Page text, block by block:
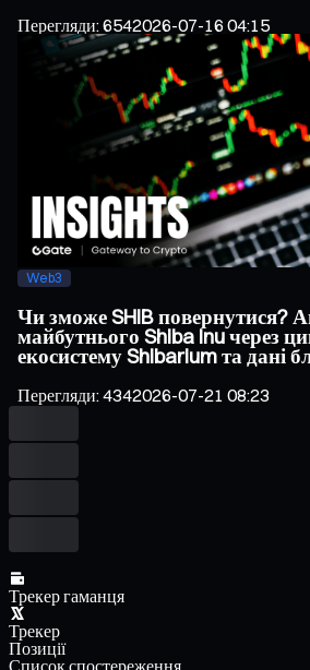
Перегляди:6542026-07-16 04:15
Web3
Чи зможе SHIB повернутися?
майбутнього Shiba Inu через
екосистему Shibarium та дані
Перегляди:4342026-07-21 08:23
Трекер гаманця
Трекер
Позиції